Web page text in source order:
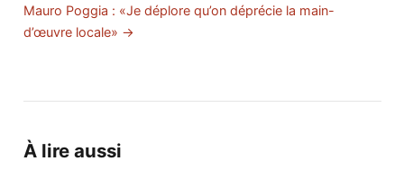
Mauro Poggia : «Je déplore qu’on déprécie la main-
d’œuvre locale» →
À lire aussi